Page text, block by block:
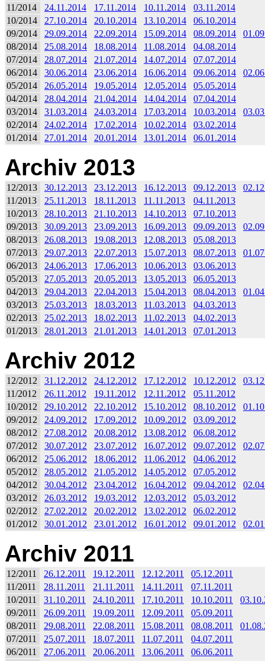
11/2014
24.11.2014 17.11.2014 10.11.2014
03.11.2014
10/2014
27.10.2014 20.10.2014 13.10.2014
06.10.2014
09/2014
29.09.2014 22.09.2014 15.09.2014 08.09.2014
08/2014
25.08.2014 18.08.2014 11.08.2014
04.08.2014
07/2014
28.07.2014 21.07.2014 14.07.2014
07.07.2014
06/2014
30.06.2014 23.06.2014 16.06.2014 09.06.2014
05/2014
26.05.2014 19.05.2014 12.05.2014
05.05.2014
04/2014
28.04.2014 21.04.2014 14.04.2014
07.04.2014
03/2014
31.03.2014 24.03.2014 17.03.2014 10.03.2014
02/2014
24.02.2014 17.02.2014 10.02.2014
03.02.2014
01/2014
27.01.2014 20.01.2014 13.01.2014 06.01.2014
Archiv 2013
12/2013 30.12.2013 23.12.2013 16.12.2013 09.12.2013
11/2013
25.11.2013 18.11.2013 11.11.2013
04.11.2013
10/2013
28.10.2013 21.10.2013 14.10.2013
07.10.2013
09/2013
30.09.2013 23.09.2013 16.09.2013 09.09.2013
08/2013
26.08.2013 19.08.2013 12.08.2013
05.08.2013
07/2013
29.07.2013 22.07.2013 15.07.2013 08.07.2013
06/2013
24.06.2013 17.06.2013 10.06.2013
03.06.2013
05/2013
27.05.2013 20.05.2013 13.05.2013
06.05.2013
04/2013
29.04.2013 22.04.2013 15.04.2013 08.04.2013
03/2013
25.03.2013 18.03.2013 11.03.2013
04.03.2013
02/2013
25.02.2013 18.02.2013 11.02.2013
04.02.2013
01/2013
28.01.2013 21.01.2013 14.01.2013 07.01.2013
Archiv 2012
12/2012 31.12.2012 24.12.2012 17.12.2012 10.12.2012
11/2012
26.11.2012 19.11.2012 12.11.2012
05.11.2012
10/2012
29.10.2012 22.10.2012 15.10.2012 08.10.2012
09/2012
24.09.2012 17.09.2012 10.09.2012
03.09.2012
08/2012
27.08.2012 20.08.2012 13.08.2012
06.08.2012
07/2012
30.07.2012 23.07.2012 16.07.2012 09.07.2012
06/2012
25.06.2012 18.06.2012 11.06.2012
04.06.2012
05/2012
28.05.2012 21.05.2012 14.05.2012
07.05.2012
04/2012
30.04.2012 23.04.2012 16.04.2012 09.04.2012
03/2012
26.03.2012 19.03.2012 12.03.2012
05.03.2012
02/2012
27.02.2012 20.02.2012 13.02.2012
06.02.2012
01/2012
30.01.2012 23.01.2012 16.01.2012 09.01.2012
Archiv 2011
12/2011 26.12.2011 19.12.2011 12.12.2011
05.12.2011
11/2011
28.11.2011 21.11.2011 14.11.2011
07.11.2011
10/2011
31.10.2011 24.10.2011 17.10.2011 10.10.2011
09/2011
26.09.2011 19.09.2011 12.09.2011
05.09.2011
08/2011
29.08.2011 22.08.2011 15.08.2011 08.08.2011
07/2011
25.07.2011 18.07.2011 11.07.2011
04.07.2011
06/2011
27.06.2011 20.06.2011 13.06.2011
06.06.2011